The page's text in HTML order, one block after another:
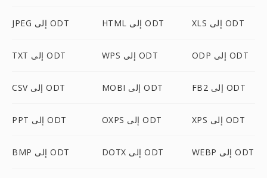
JPEG إلى ODT HTML إلى ODT XLS إلى ODT
TXT إلى ODT WPS إلى ODT ODP إلى ODT
CSV إلى ODT MOBI إلى ODT FB2 إلى ODT
PPT إلى ODT OXPS إلى ODT XPS إلى ODT
BMP إلى ODT DOTX إلى ODT WEBP إلى ODT